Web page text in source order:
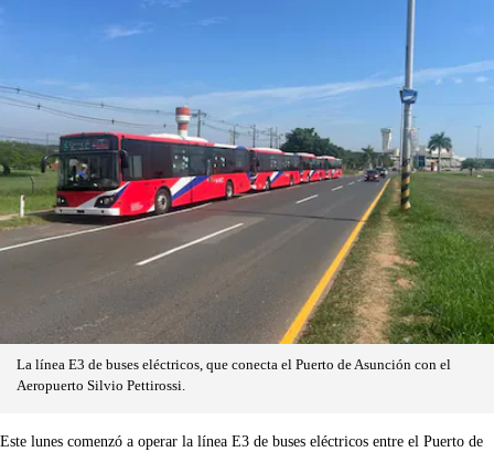
La línea E3 de buses eléctricos, que conecta el Puerto de Asunción con el
Aeropuerto Silvio Pettirossi.
Este lunes comenzó a operar la línea E3 de buses eléctricos entre el Puerto de